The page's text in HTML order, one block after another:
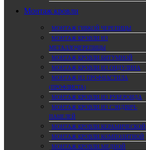
Монтаж кровли
МОНТАЖ ГИБКОЙ ЧЕРЕПИЦЫ
МОНТАЖ КРОВЛИ ИЗ
МЕТАЛЛОЧЕРЕПИЦЫ
МОНТАЖ КРОВЛИ БИТУМНОЙ
МОНТАЖ КРОВЛИ ИЗ ОНДУЛИНА
МОНТАЖ ИЗ ПРОФНАСТИЛА
(ПРОФЛИСТА)
МОНТАЖ КРОВЛИ ИЗ РУБЕРОИДА
МОНТАЖ КРОВЛИ ИЗ СЭНДВИЧ-
ПАНЕЛЕЙ
МОНТАЖ КРОВЛИ КЕРАМИЧЕСКОЙ
МОНТАЖ КРОВЛИ КОМПОЗИТНОЙ
МОНТАЖ КРОВЛИ МЕДНОЙ